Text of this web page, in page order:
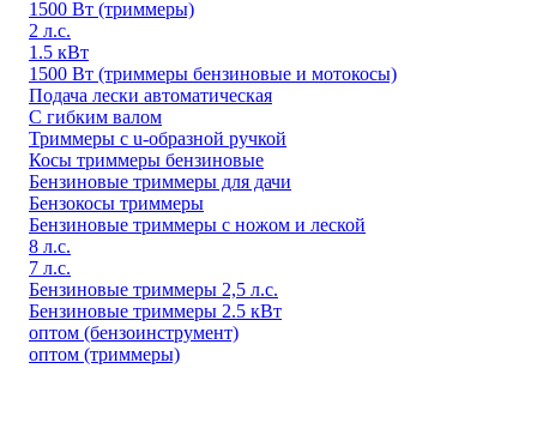
1500 Вт (триммеры)
2 л.с.
1.5 кВт
1500 Вт (триммеры бензиновые и мотокосы)
Подача лески автоматическая
С гибким валом
Триммеры с u-образной ручкой
Косы триммеры бензиновые
Бензиновые триммеры для дачи
Бензокосы триммеры
Бензиновые триммеры с ножом и леской
8 л.с.
7 л.с.
Бензиновые триммеры 2,5 л.с.
Бензиновые триммеры 2.5 кВт
оптом (бензоинструмент)
оптом (триммеры)